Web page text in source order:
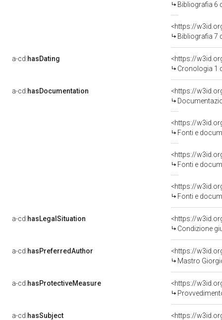
Bibliografia 6
<https://
Bibliografia 7
a-cd:hasDating
<https://
Cronologia 1
a-cd:hasDocumentation
<https://
Fonti e
<https://
Fonti e
<https://
Fonti e
a-cd:hasLegalSituation
<https://
Condizione
a-cd:hasPreferredAuthor
<https://
Mastro
a-cd:hasProtectiveMeasure
<https://
a-cd:hasSubject
<https://